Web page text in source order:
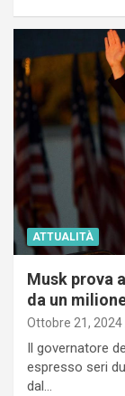
ATTUALITÀ
Musk prova
da un
Ottobre 21, 2024
Il governatore
espresso seri
dal…